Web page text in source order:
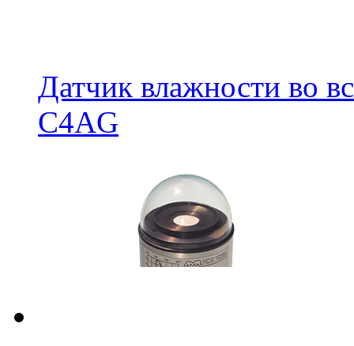
Датчик влажности во
C4AG